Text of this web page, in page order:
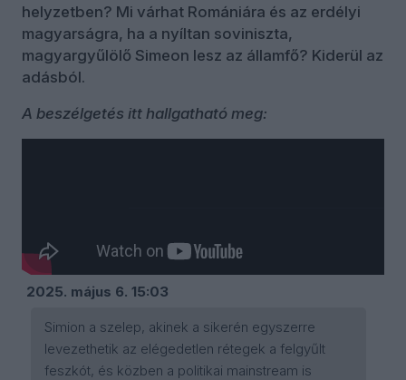
helyzetben? Mi várhat Romániára és az erdélyi
magyarságra, ha a nyíltan soviniszta,
magyargyűlölő Simeon lesz az államfő? Kiderül az
adásból.
A beszélgetés itt hallgatható meg:
tamburaszo
2025. május 6. 15:03
Simion a szelep, akinek a sikerén egyszerre
levezethetik az elégedetlen rétegek a felgyűlt
feszkót, és közben a politikai mainstream is